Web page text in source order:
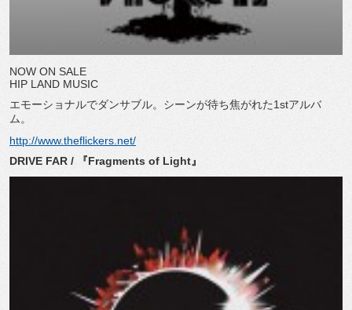
NOW ON SALE
HIP LAND MUSIC
エモーショナルでダンサブル。シーンが待ち焦がれた1stアルバ
ム。
http://www.theflickers.net/
DRIVE FAR / 『Fragments of Light』